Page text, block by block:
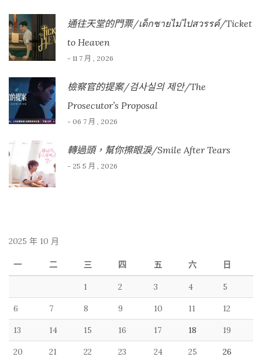
通往天堂的門票/เด็กชายไม่ไปสวรรค์/Ticket
to Heaven
- 11 7 月 , 2026
檢察官的提案/검사실의 제안/The
Prosecutor’s Proposal
- 06 7 月 , 2026
轉過頭，幫你擦眼淚/Smile After Tears
- 25 5 月 , 2026
2025 年 10 月
一 二 三 四 五 六 日
1 2 3 4 5
6 7 8 9 10 11 12
13 14 15 16 17 18 19
20 21 22 23 24 25 26